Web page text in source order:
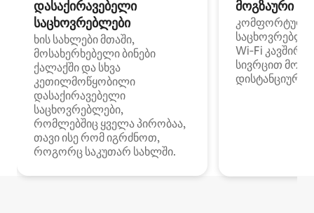
დასაქირავებელი
საცხოვრებლები
ხის სახლები მთაში,
მოსახერხებელი ბინები
ქალაქში და სხვა
კეთილმოწყობილი
დასაქირავებელი
საცხოვრებლები,
რომლებშიც ყველა პირობაა,
თავი ისე რომ იგრძნოთ,
როგორც საკუთარ სახლში.
მოგზაური
კომფორტული
Wi‑Fi
სივრცით
დისტანციური